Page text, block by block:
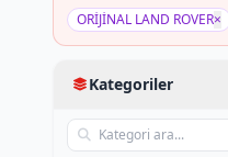
ORİJİNAL LAND ROVER×
Kategoriler